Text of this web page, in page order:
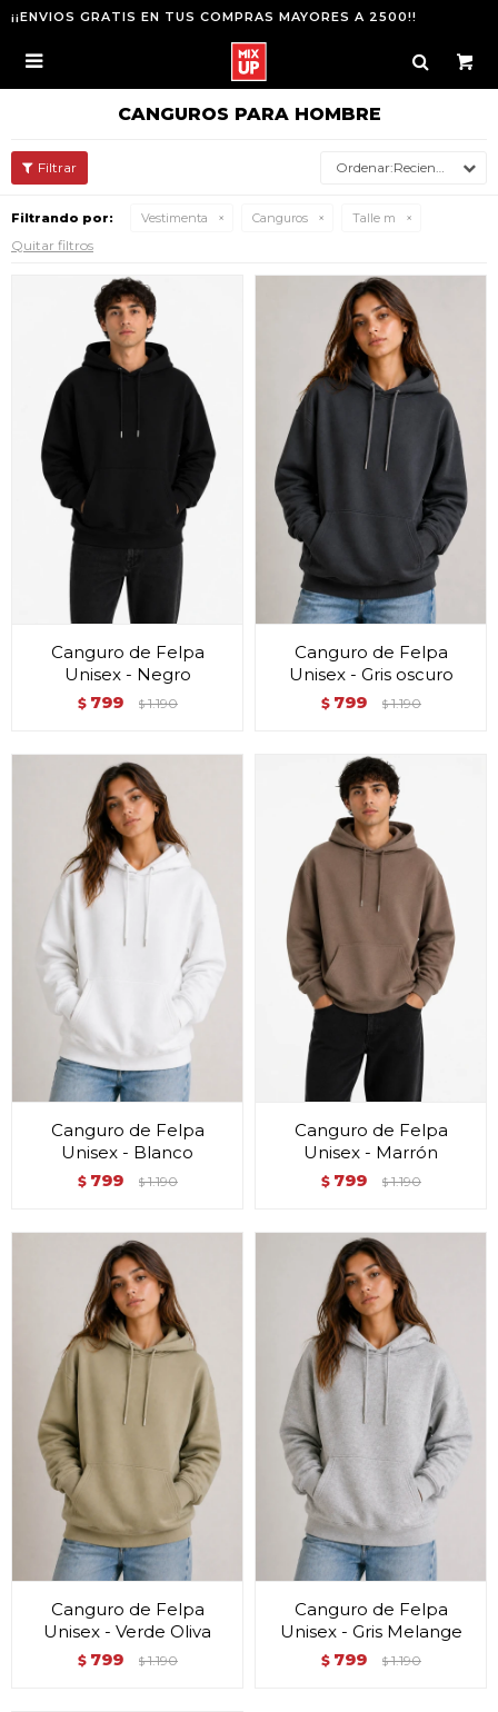
¡¡ENVIOS GRATIS EN TUS COMPRAS MAYORES A 2500!!

CANGUROS PARA HOMBRE
Recientes
Filtrando por: Vestimenta Canguros Talle m
Quitar filtros
Canguro de Felpa
Unisex - Negro
$ 799 $ 1.190
Canguro de Felpa
Unisex - Gris oscuro
$ 799 $ 1.190
Canguro de Felpa
Unisex - Blanco
$ 799 $ 1.190
Canguro de Felpa
Unisex - Marrón
$ 799 $ 1.190
Canguro de Felpa
Unisex - Verde Oliva
$ 799 $ 1.190
Canguro de Felpa
Unisex - Gris Melange
$ 799 $ 1.190